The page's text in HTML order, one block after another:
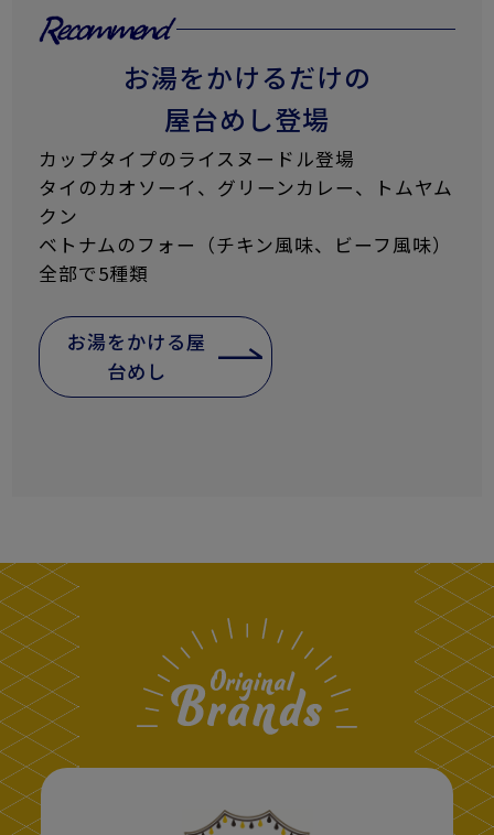
お湯をかけるだけの
屋台めし登場
カップタイプのライスヌードル登場
タイのカオソーイ、グリーンカレー、トムヤム
クン
ベトナムのフォー（チキン風味、ビーフ風味）
全部で5種類
お湯をかける屋
台めし